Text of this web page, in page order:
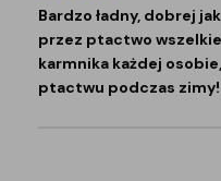
Bardzo ładny, dobrej
przez ptactwo
karmnika każdej
ptactwu podczas zimy!